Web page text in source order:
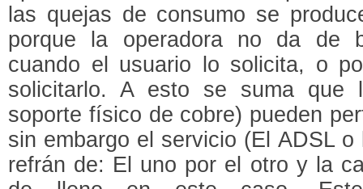
las quejas de consumo se
porque la operadora no da de
cuando el usuario lo solicita, o
solicitarlo. A esto se suma que
soporte físico de cobre) pueden
sin embargo el servicio (El ADSL
refrán de: El uno por el otro y la